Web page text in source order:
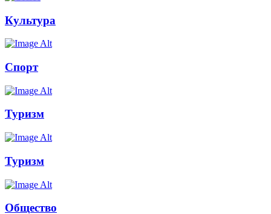
Культура
Спорт
Туризм
Туризм
Общество